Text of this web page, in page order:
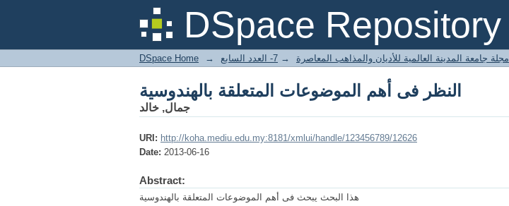
DSpace Repository
النظر فى أهم الموضوعات المتعلقة بالهندوسية
DSpace Home → مجلة جامعة المدينة العالمية للأديان والمذاهب المعاصرة → 7- العدد السابع
النظر فى أهم الموضوعات المتعلقة بالهندوسية
جمال, خالد
URI: http://koha.mediu.edu.my:8181/xmlui/handle/123456789/12626
Date: 2013-06-16
Abstract:
هذا البحث يبحث فى أهم الموضوعات المتعلقة بالهندوسية